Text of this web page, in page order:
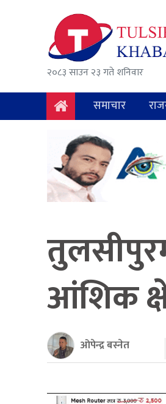
२०८३ साउन २३ गते शनिवार
समाचार
राजनीति
आंशिक
ओपेन्द्र बस्नेत